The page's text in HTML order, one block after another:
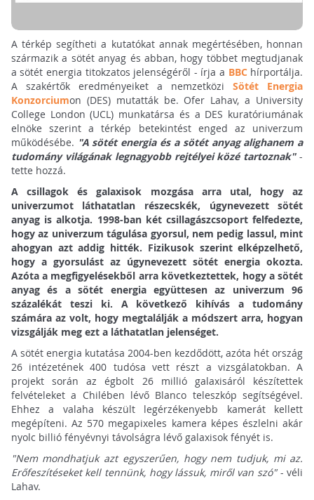
A térkép segítheti a kutatókat annak megértésében, honnan
származik a sötét anyag és abban, hogy többet megtudjanak
a sötét energia titokzatos jelenségéről - írja a BBChírportálja.
A szakértők eredményeiket a nemzetköziSötét Energia
Konzorciumon (DES) mutatták be. Ofer Lahav, a University
College London (UCL) munkatársa és a DES kuratóriumának
elnöke szerint a térkép betekintést enged az univerzum
működésébe. "A sötét energia és a sötét anyag alighanem a
tudomány világának legnagyobb rejtélyei közé tartoznak"-
tette hozzá.
A csillagok és galaxisok mozgása arra utal, hogy az
univerzumot láthatatlan részecskék, úgynevezett sötét
anyag is alkotja. 1998-ban két csillagászcsoport felfedezte,
hogy az univerzum tágulása gyorsul, nem pedig lassul, mint
ahogyan azt addig hitték. Fizikusok szerint elképzelhető,
hogy a gyorsulást az úgynevezett sötét energia okozta.
Azóta a megfigyelésekből arra következtettek, hogy a sötét
anyag és a sötét energia együttesen az univerzum 96
százalékát teszi ki. A következő kihívás a tudomány
számára az volt, hogy megtalálják a módszert arra, hogyan
vizsgálják meg ezt a láthatatlan jelenséget.
A sötét energia kutatása 2004-ben kezdődött, azóta hét ország
26 intézetének 400 tudósa vett részt a vizsgálatokban. A
projekt során az égbolt 26 millió galaxisáról készítettek
felvételeket a Chilében lévő Blanco teleszkóp segítségével.
Ehhez a valaha készült legérzékenyebb kamerát kellett
megépíteni. Az 570 megapixeles kamera képes észlelni akár
nyolc billió fényévnyi távolságra lévő galaxisok fényét is.
"Nem mondhatjuk azt egyszerűen, hogy nem tudjuk, mi az.
Erőfeszítéseket kell tennünk, hogy lássuk, miről van szó"- véli
Lahav.